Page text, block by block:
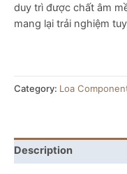
duy trì được chất âm
mang lại trải nghiệm
Category: Loa
Description